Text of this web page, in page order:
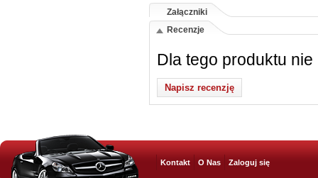
Załączniki
Recenzje
Dla tego produktu
Napisz recenzję
Kontakt O Nas Zaloguj się